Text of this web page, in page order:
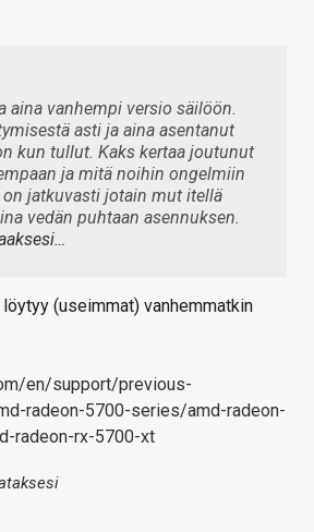
aina vanhempi versio säilöön.
asti ja aina asentanut
kun tullut. Kaks kertaa joutunut
ja mitä noihin ongelmiin
jatkuvasti jotain mut itellä
vedän puhtaan asennuksen.
(useimmat) vanhemmatkin
en/support/previous-
radeon-5700-series/amd-radeon-
radeon-rx-5700-xt